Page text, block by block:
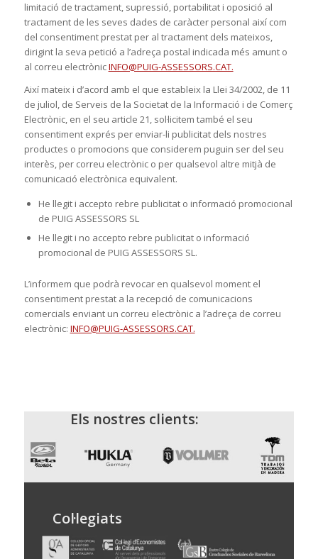
limitació de tractament, supressió, portabilitat i oposició al
tractament de les seves dades de caràcter personal així com
del consentiment prestat per al tractament dels mateixos,
dirigint la seva petició a l’adreça postal indicada més amunt o
al correu electrònicINFO@PUIG-ASSESSORS.CAT.
Així mateix i d’acord amb el que estableix la Llei 34/2002, de 11
de juliol, de Serveis de la Societat de la Informació i de Comerç
Electrònic, en el seu article 21, sol·licitem també el seu
consentiment exprés per enviar-li publicitat dels nostres
productes o promocions que considerem puguin ser del seu
interès, per correu electrònic o per qualsevol altre mitjà de
comunicació electrònica equivalent.
He llegit i accepto rebre publicitat o informació promocional
de PUIG ASSESSORS SL
He llegit i no accepto rebre publicitat o informació
promocional de PUIG ASSESSORS SL.
L’informem que podrà revocar en qualsevol moment el
consentiment prestat a la recepció de comunicacions
comercials enviant un correu electrònic a l’adreça de correu
electrònic: INFO@PUIG-ASSESSORS.CAT.
Els nostres clients:
Col·legiats